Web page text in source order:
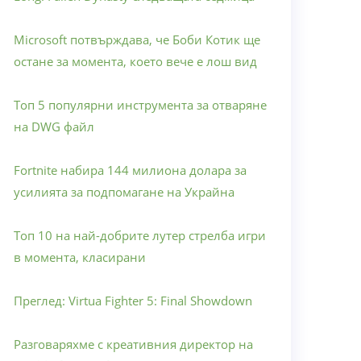
Microsoft потвърждава, че Боби Котик ще
остане за момента, което вече е лош вид
Топ 5 популярни инструмента за отваряне
на DWG файл
Fortnite набира 144 милиона долара за
усилията за подпомагане на Украйна
Топ 10 на най-добрите лутер стрелба игри
в момента, класирани
Преглед: Virtua Fighter 5: Final Showdown
Разговаряхме с креативния директор на